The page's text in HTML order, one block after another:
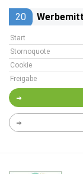
20
Start
Stornoquote
Cookie
Freigabe